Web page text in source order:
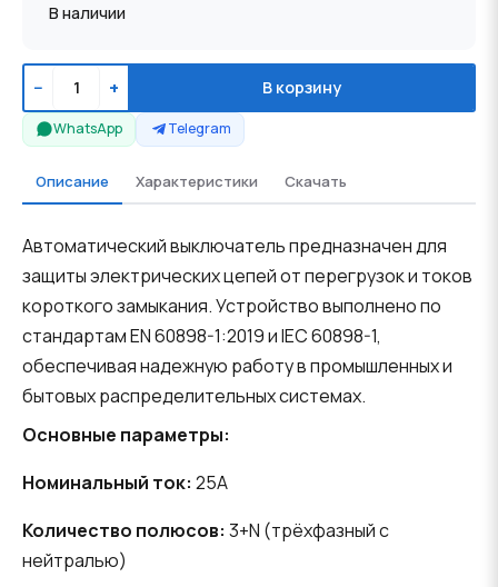
В наличии
− + В корзину
WhatsApp Telegram
Описание Характеристики Скачать
Автоматический выключатель предназначен для
защиты электрических цепей от перегрузок и токов
короткого замыкания. Устройство выполнено по
стандартам EN 60898-1:2019 и IEC 60898-1,
обеспечивая надежную работу в промышленных и
бытовых распределительных системах.
Основные параметры:
Номинальный ток: 25А
Количество полюсов: 3+N (трёхфазный с
нейтралью)